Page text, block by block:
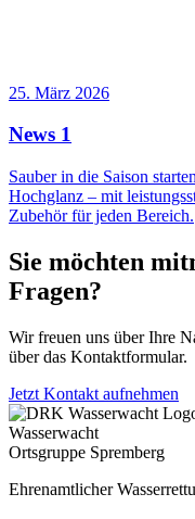
25. März 2026
News 1
Sauber in die Saison
Hochglanz – mit
Zubehör für jeden Bereich.
Sie möchten
Fragen?
Wir freuen uns über Ihre
über das Kontaktformular.
Jetzt Kontakt aufnehmen
Wasserwacht
Ortsgruppe Spremberg
Ehrenamtlicher